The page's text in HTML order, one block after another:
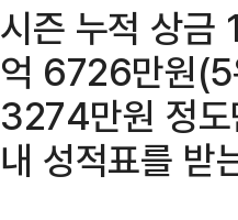
시즌 누적 상금
억 6726만원(5
3274만원 정도
내 성적표를 받